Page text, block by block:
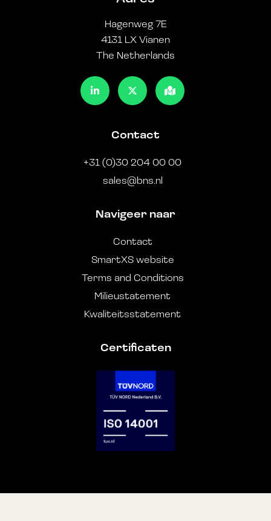
Hagenweg 7E
4131 LX Vianen
The Netherlands
Contact
+31 (0)30 204 00 00
sales@bns.nl
Navigeer naar
Contact
SmartXS website
Terms and Conditions
Milieustatement
Kwaliteitsstatement
Certificaten